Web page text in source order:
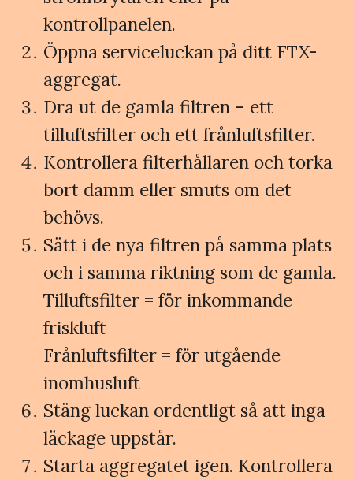
kontrollpanelen.
Öppna serviceluckan på ditt FTX-
aggregat.
Dra ut de gamla filtren – ett
tilluftsfilter och ett frånluftsfilter.
Kontrollera filterhållaren och torka
bort damm eller smuts om det
behövs.
Sätt i de nya filtren på samma plats
och i samma riktning som de gamla.
Tilluftsfilter = för inkommande
friskluft
Frånluftsfilter = för utgående
inomhusluft
Stäng luckan ordentligt så att inga
läckage uppstår.
Starta aggregatet igen. Kontrollera